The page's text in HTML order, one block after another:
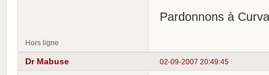
Pardonnons à
Hors ligne
02-09-2007 20:49:45
Dr Mabuse